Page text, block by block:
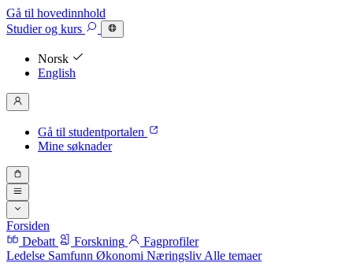
Gå til hovedinnhold
Studierog kurs
Norsk
English
Gå til studentportalen
Mine søknader
Forsiden
Debatt
Forskning
Fagprofiler
Ledelse Samfunn Økonomi Næringsliv Alle temaer